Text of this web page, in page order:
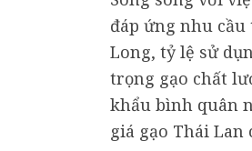
đáp ứng nhu
Long, tỷ lệ sử
trọng gạo chất
khẩu bình quân
giá gạo Thái Lan